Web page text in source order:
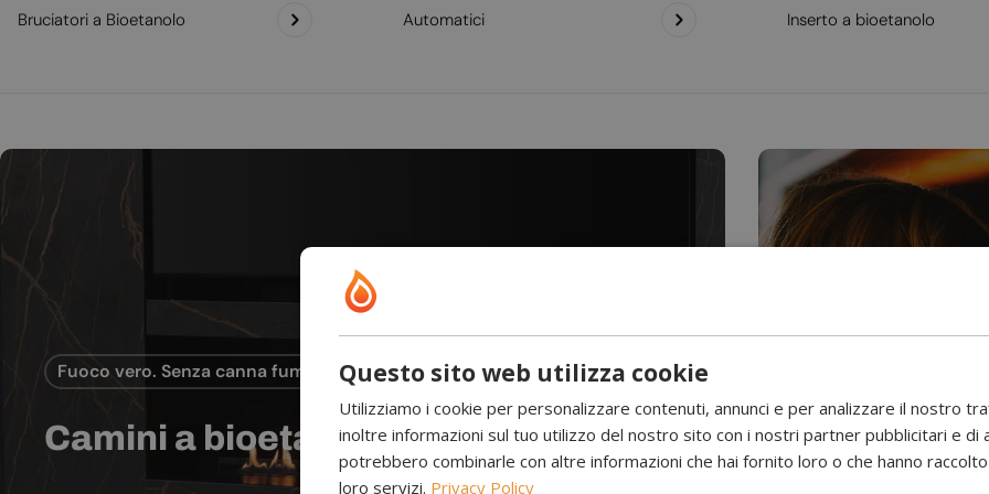
Bruciatori a Bioetanolo Automatici Inserto a bioetanolo
Fuoco vero. Senza canna fumaria.
Camini a bioetanolo Camini a
Questo sito web utilizza cookie
Utilizziamo i cookie per personalizzare contenuti, annunci e per analizzare il nostro
inoltre informazioni sul tuo utilizzo del nostro sito con i nostri partner pubblicitari e di
potrebbero combinarle con altre informazioni che hai fornito loro o che hanno
loro servizi. Privacy Policy